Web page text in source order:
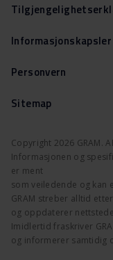
Copyright 2026 GRAM.
Informasjonen og
er ment
som veiledende og kan
GRAM streber alltid
og oppdaterer
Imidlertid fraskriver
og informerer samtidig
Informasjonskapsler
Personvern
Sitemap